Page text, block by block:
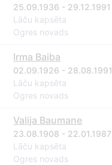
25.09.1936 - 29.12.1991
Lāču kapsēta
Ogres novads
Irma Baiba
02.09.1926 - 28.08.1991
Lāču kapsēta
Ogres novads
Valija Baumane
23.08.1908 - 22.01.1987
Lāču kapsēta
Ogres novads